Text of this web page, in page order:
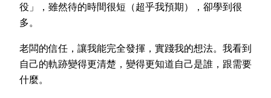
役」，雖然待的時間很短（超乎我預期），卻學到很
多。
老闆的信任，讓我能完全發揮，實踐我的想法。我看到
自己的軌跡變得更清楚，變得更知道自己是誰，跟需要
什麼。